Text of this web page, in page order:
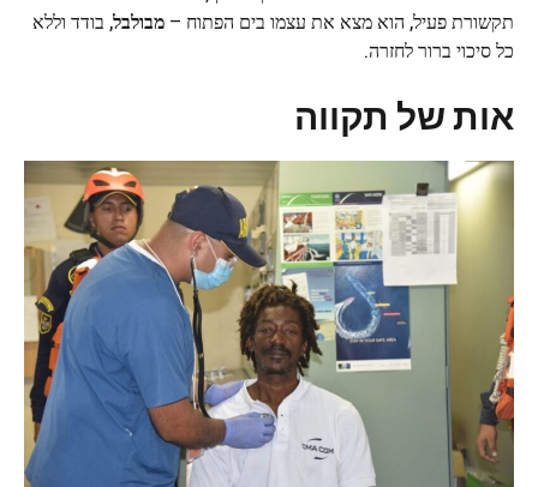
תקשורת פעיל, הוא מצא את עצמו בים הפתוח – מבולבל, בודד וללא
כל סיכוי ברור לחזרה.
אות של תקווה